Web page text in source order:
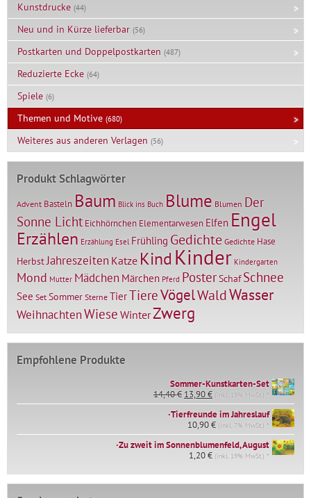
Kunstdrucke (44)
Neu und in Kürze lieferbar (56)
Postkarten und Doppelpostkarten (487)
Reduzierte Ecke (64)
Spiele (6)
Themen und Motive (680)
Weiteres aus anderen Verlagen (56)
Produkt Schlagwörter
Advent Basteln Baum Blick ins Buch Blume Blumen Der
Sonne Licht Eichhörnchen Elementarwesen Elfen Engel
Erzählen Erzählung Esel Frühling Gedichte Gedichte Hase
HerbstJahreszeitenKatze KindKinder Kindergarten
Mond Mutter Mädchen Märchen Pferd PosterSchaf Schnee
See Set Sommer Sterne TierTiereVögelWaldWasser
WeihnachtenWiese WinterZwerg
Empfohlene Produkte
Sommer-Kunstkarten-Set
14,40€ Ursprünglicher
Preis
war:
14,40 €
13,90€Aktueller
Preis
ist:
13,90 €.
(inkl. 19% MwSt.) *
∙Tierfreunde im Jahreslauf
10,90€ (inkl. 7% MwSt.) *
∙Zu zweit im Sonnenblumenfeld, August
1,20€ (inkl. 19% MwSt.) *